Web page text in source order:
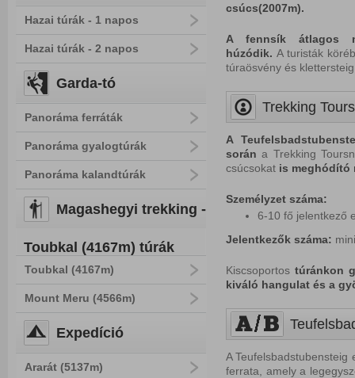
Hazai túrák - 1 napos
Hazai túrák - 2 napos
Garda-tó
Panoráma ferráták
Panoráma gyalogtúrák
Panoráma kalandtúrák
Magashegyi trekking -
Toubkal (4167m) túrák
Toubkal (4167m)
Mount Meru (4566m)
Expedíció
Ararát (5137m)
csúcs(2007m).
A fennsík átlagos
húzódik. A turisták
túraösvény és
Trekking
A
során a Trekking
csúcsokat is meghódító
Személyzet száma:
6-10 fő jelentkező
Jelentkezők száma:
Kiscsoportos túránkon
kiváló hangulat és a
A Teufelsbadstubensteig
ferrata, amely a